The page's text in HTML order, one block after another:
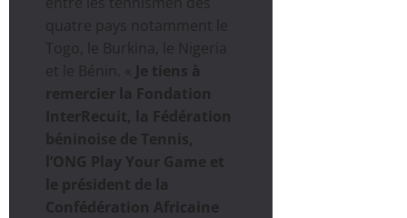
quatre pays notamment le
Togo, le Burkina, le Nigeria
et le Bénin. « Je tiens à
remercier la Fondation
InterRecuit, la Fédération
béninoise de Tennis,
l’ONG Play Your Game et
le président de la
Confédération Africaine